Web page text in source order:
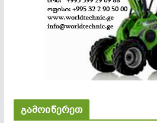
გამოიწერეთ